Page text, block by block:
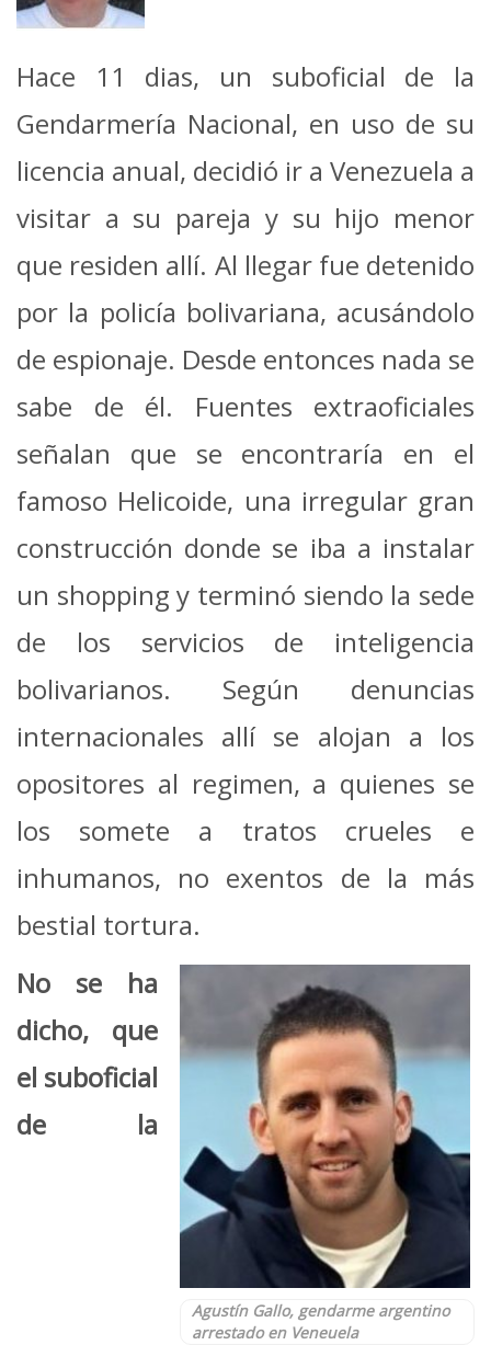
Hace 11 dias, un suboficial de la
Gendarmería Nacional, en uso de su
licencia anual, decidió ir a Venezuela a
visitar a su pareja y su hijo menor
que residen allí. Al llegar fue detenido
por la policía bolivariana, acusándolo
de espionaje. Desde entonces nada se
sabe de él. Fuentes extraoficiales
señalan que se encontraría en el
famoso Helicoide, una irregular gran
construcción donde se iba a instalar
un shopping y terminó siendo la sede
de los servicios de inteligencia
bolivarianos. Según denuncias
internacionales allí se alojan a los
opositores al regimen, a quienes se
los somete a tratos crueles e
inhumanos, no exentos de la más
bestial tortura.
Agustín Gallo, gendarme argentino
arrestado en Veneuela
No se ha
dicho, que
el suboficial
de la